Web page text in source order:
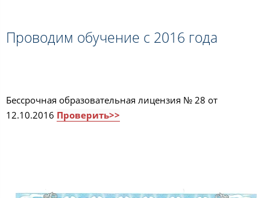
Проводим обучение с 2016 года
Бессрочная образовательная лицензия № 28 от
12.10.2016 Проверить>>